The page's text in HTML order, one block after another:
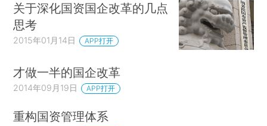
关于深化国资国企改革的几点
思考
2015年01月14日 APP打开
才做一半的国企改革
2014年09月19日 APP打开
重构国资管理体系